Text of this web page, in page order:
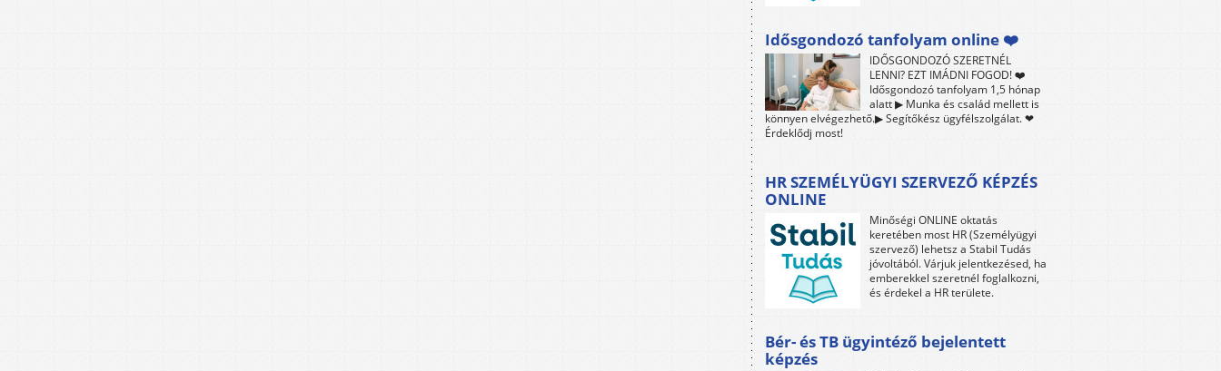
Idősgondozó tanfolyam online ❤️
IDŐSGONDOZÓ SZERETNÉL
LENNI? EZT IMÁDNI FOGOD! ❤️
Idősgondozó tanfolyam 1,5 hónap
alatt ▶ Munka és család mellett is
könnyen elvégezhető.▶ Segítőkész ügyfélszolgálat. ❤
Érdeklődj most!
HR SZEMÉLYÜGYI SZERVEZŐ KÉPZÉS
ONLINE
Minőségi ONLINE oktatás
keretében most HR (Személyügyi
szervező) lehetsz a Stabil Tudás
jóvoltából. Várjuk jelentkezésed, ha
emberekkel szeretnél foglalkozni,
és érdekel a HR területe.
Bér- és TB ügyintéző bejelentett
képzés